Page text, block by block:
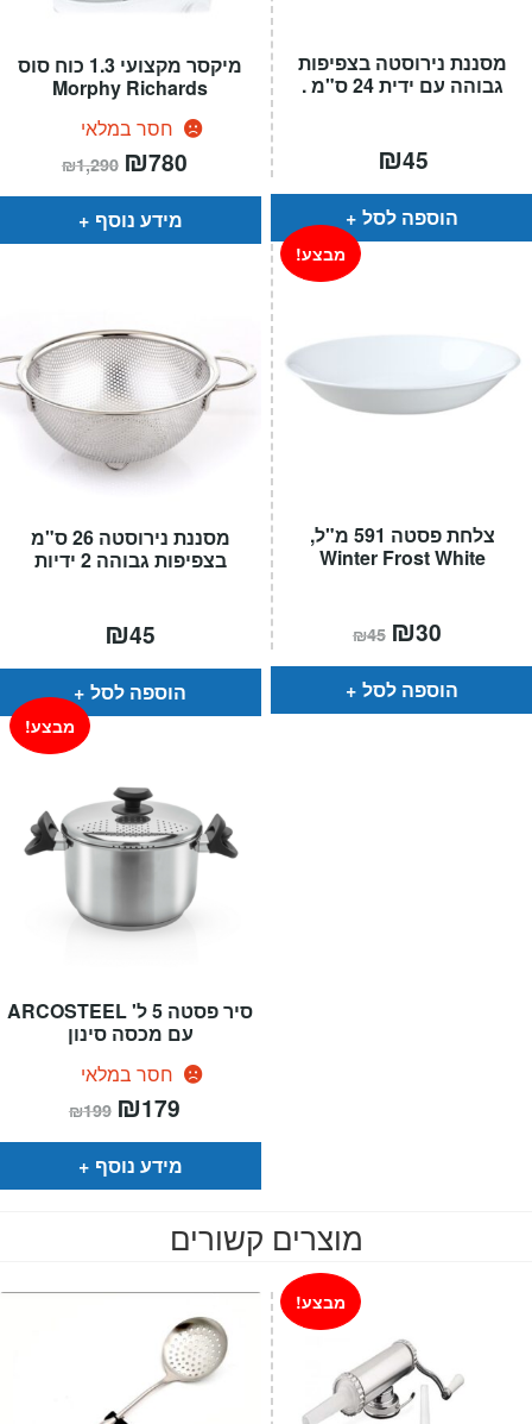
מיקסר מקצועי 1.3 כוח סוס
Morphy Richards
חסר במלאי
₪1,290 המחיר
המקורי
היה:
₪780
הוא:
מידע נוסף
מסננת נירוסטה בצפיפות
גבוהה עם ידית 24 ס"מ .
₪45
הוספה לסל
מסננת נירוסטה 26 ס"מ
בצפיפות גבוהה 2 ידיות
₪45
הוספה לסל
צלחת פסטה 591 מ"ל,
Winter Frost White
מבצע!
₪45 המחיר
המקורי
היה:
₪45.
₪30
הוא:
הוספה לסל
סיר פסטה 5 ל' ARCOSTEEL
עם מכסה סינון
חסר במלאי
מבצע!
₪199 המחיר
המקורי
היה:
₪199.
₪179
הוא:
מידע נוסף
מוצרים קשורים
מבצע!